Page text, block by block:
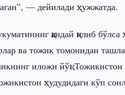
— дейилади ҳужжатда.
қандай қилиб
ва тожик томонидан
иложи йўқ.
ҳудудидаги кўп